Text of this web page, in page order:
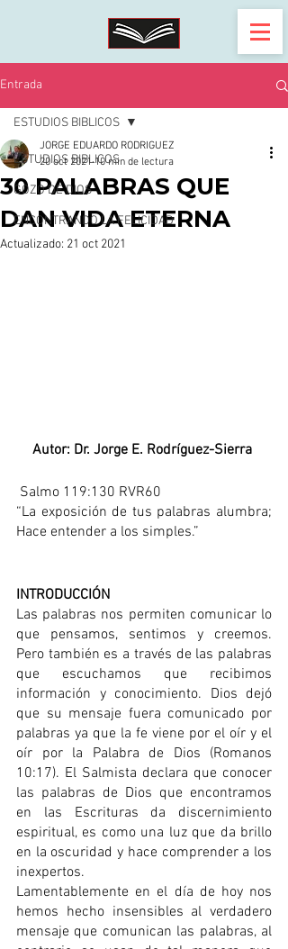
Entrada
ESTUDIOS BIBLICOS
GOZO DE DIOS
ENCONTRANDO LA FELICIDAD
ESTUDIOS BIBLICOS
30 PALABRAS QUE
DAN VIDA ETERNA
JORGE EDUARDO RODRIGUEZ
20 oct 2021 10 min de lectura
Actualizado: 21 oct 2021
Autor: Dr. Jorge E. Rodríguez-Sierra
Salmo 119:130 RVR60
“La exposición de tus palabras alumbra;
Hace entender a los simples.”
INTRODUCCIÓN
Las palabras nos permiten comunicar lo
que pensamos, sentimos y creemos.
Pero también es a través de las palabras
que escuchamos que recibimos
información y conocimiento. Dios dejó
que su mensaje fuera comunicado por
palabras ya que la fe viene por el oír y el
oír por la Palabra de Dios (Romanos
10:17). El Salmista declara que conocer
las palabras de Dios que encontramos
en las Escrituras da discernimiento
espiritual, es como una luz que da brillo
en la oscuridad y hace comprender a los
inexpertos.
Lamentablemente en el día de hoy nos
hemos hecho insensibles al verdadero
mensaje que comunican las palabras, al